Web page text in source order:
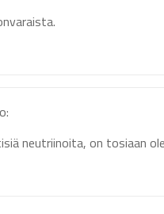
neutriinoita, on tosiaan